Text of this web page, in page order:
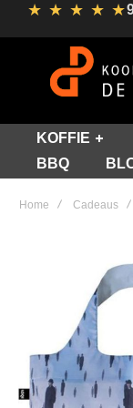
★ ★ ★ ★ ★
KOFFIE
BBQ
Home Cadeaus
images
gallery